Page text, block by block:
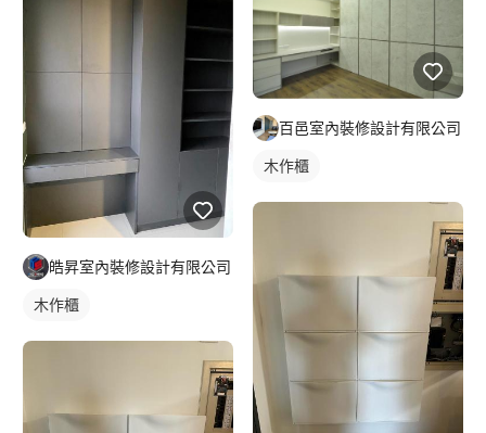
皓昇室內裝修設計有限公司
木作櫃
百邑室內裝修設計有限公司
木作櫃